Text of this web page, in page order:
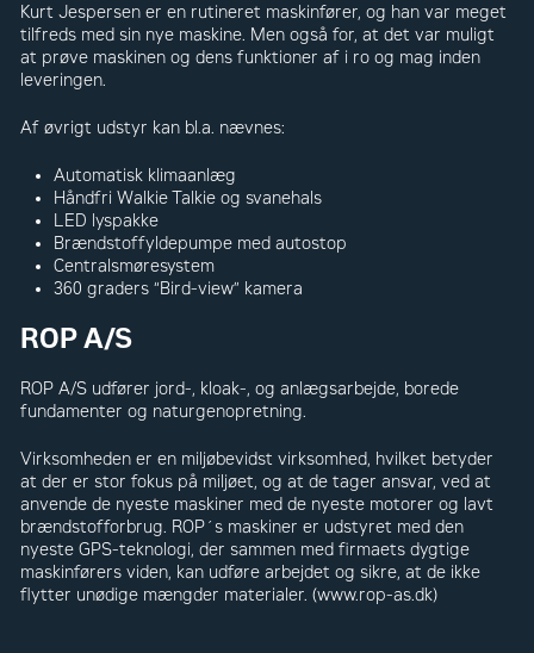
Kurt Jespersen er en rutineret maskinfører, og han var meget
tilfreds med sin nye maskine. Men også for, at det var muligt
at prøve maskinen og dens funktioner af i ro og mag inden
leveringen.
Af øvrigt udstyr kan bl.a. nævnes:
Automatisk klimaanlæg
Håndfri Walkie Talkie og svanehals
LED lyspakke
Brændstoffyldepumpe med autostop
Centralsmøresystem
360 graders “Bird-view” kamera
ROP A/S
ROP A/S udfører jord-, kloak-, og anlægsarbejde, borede
fundamenter og naturgenopretning.
Virksomheden er en miljøbevidst virksomhed, hvilket betyder
at der er stor fokus på miljøet, og at de tager ansvar, ved at
anvende de nyeste maskiner med de nyeste motorer og lavt
brændstofforbrug. ROP´s maskiner er udstyret med den
nyeste GPS-teknologi, der sammen med firmaets dygtige
maskinførers viden, kan udføre arbejdet og sikre, at de ikke
flytter unødige mængder materialer. (www.rop-as.dk)